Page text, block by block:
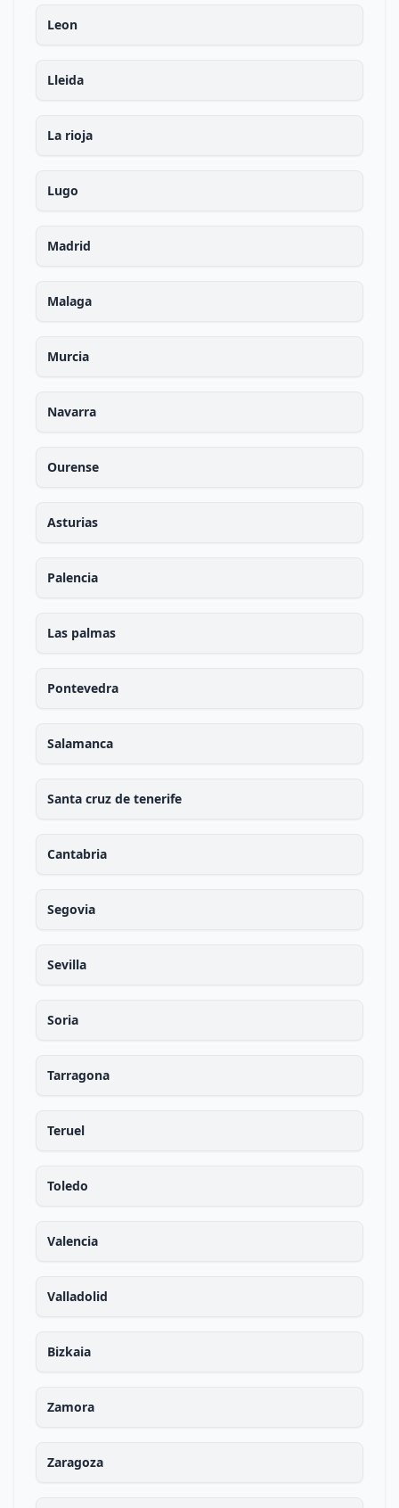
Leon
Lleida
La rioja
Lugo
Madrid
Malaga
Murcia
Navarra
Ourense
Asturias
Palencia
Las palmas
Pontevedra
Salamanca
Santa cruz de tenerife
Cantabria
Segovia
Sevilla
Soria
Tarragona
Teruel
Toledo
Valencia
Valladolid
Bizkaia
Zamora
Zaragoza